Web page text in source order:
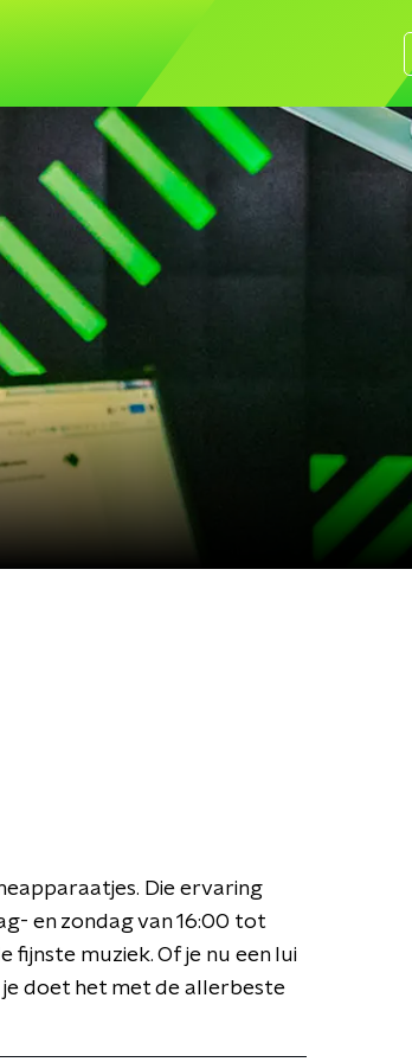
Die ervaring
en zondag van 16:00 tot
fijnste muziek. Of je nu een lui
doet het met de allerbeste